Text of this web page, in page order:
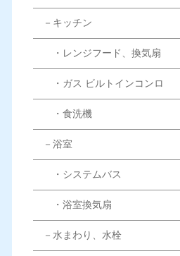
－キッチン
・レンジフード、換気扇
・ガス ビルトインコンロ
・食洗機
－浴室
・システムバス
・浴室換気扇
－水まわり、水栓